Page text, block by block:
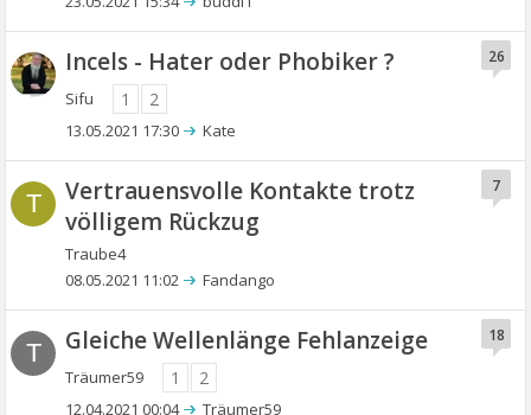
Incels - Hater oder Phobiker ?
Sifu 1 2
26
13.05.2021 17:30 Kate
T
Vertrauensvolle Kontakte trotz
völligem Rückzug
Traube4
7
08.05.2021 11:02 Fandango
T Gleiche Wellenlänge Fehlanzeige
Träumer59 1 2
18
12.04.2021 00:04 Träumer59